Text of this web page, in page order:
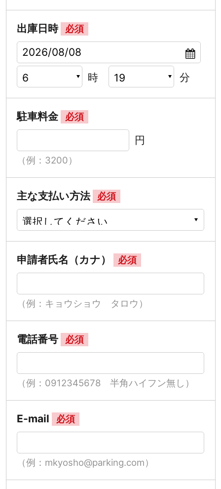
出庫日時 必須
時 分
駐車料金 必須
円
（例：3200）
主な支払い方法 必須
申請者氏名（カナ） 必須
（例：キョウショウ タロウ）
電話番号 必須
（例：0912345678 半角ハイフン無し）
E-mail 必須
（例：mkyosho@parking.com）